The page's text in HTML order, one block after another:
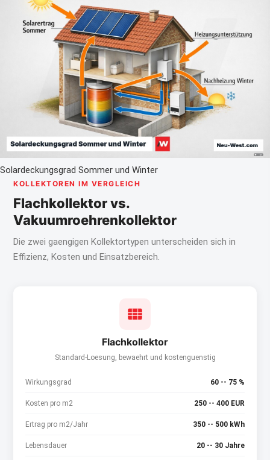
Solardeckungsgrad Sommer und Winter
KOLLEKTOREN IM VERGLEICH
Flachkollektor vs.
Vakuumroehrenkollektor
Die zwei gaengigen Kollektortypen unterscheiden sich in
Effizienz, Kosten und Einsatzbereich.
Flachkollektor
Standard-Loesung, bewaehrt und kostenguenstig
Wirkungsgrad 60 -- 75 %
Kosten pro m2 250 -- 400 EUR
Ertrag pro m2/Jahr 350 -- 500 kWh
Lebensdauer 20 -- 30 Jahre